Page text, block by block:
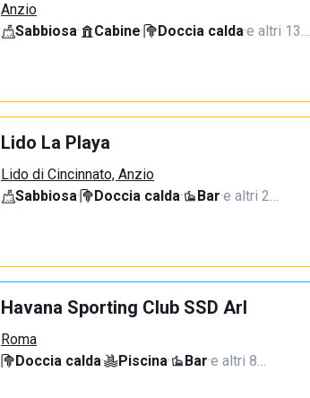
Anzio
Sabbiosa· Cabine· Doccia calda·e altri 13…
Lido La Playa
Lido di Cincinnato, Anzio
Sabbiosa· Doccia calda· Bar·e altri 2…
Havana Sporting Club SSD Arl
Roma
Doccia calda· Piscina· Bar·e altri 8…